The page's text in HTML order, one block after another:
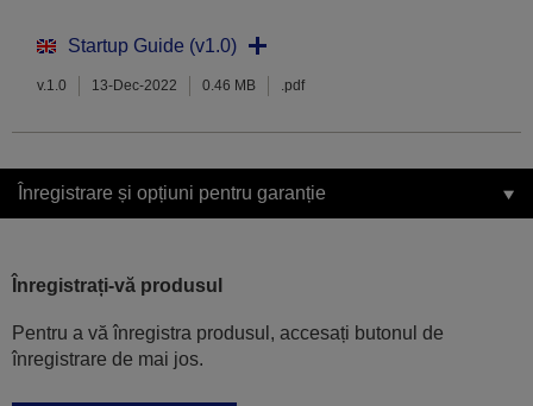
Startup Guide (v1.0)
v.1.0 13-Dec-2022 0.46 MB .pdf
Înregistrare și opțiuni pentru garanție
Înregistrați-vă produsul
Pentru a vă înregistra produsul, accesați butonul de
înregistrare de mai jos.